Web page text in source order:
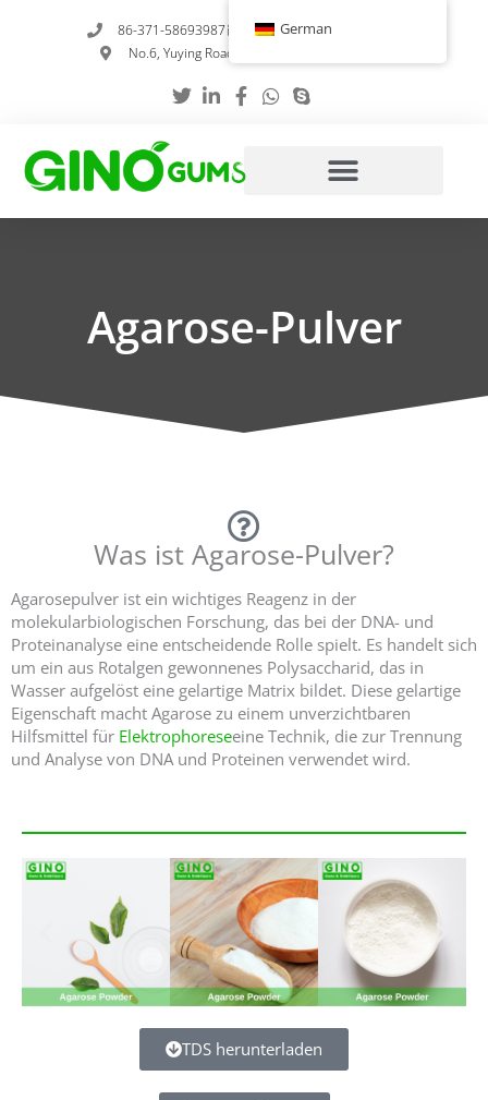
86-371-58693987
info@gumstabilizer.com
No.6, Yuying Road, Zhengzhou, Henan, China
Agarose-Pulver
Was ist Agarose-Pulver?
Agarosepulver ist ein wichtiges Reagenz in der
molekularbiologischen Forschung, das bei der DNA- und
Proteinanalyse eine entscheidende Rolle spielt. Es handelt sich
um ein aus Rotalgen gewonnenes Polysaccharid, das in
Wasser aufgelöst eine gelartige Matrix bildet. Diese gelartige
Eigenschaft macht Agarose zu einem unverzichtbaren
Hilfsmittel für Elektrophoreseeine Technik, die zur Trennung
und Analyse von DNA und Proteinen verwendet wird.
TDS herunterladen
German